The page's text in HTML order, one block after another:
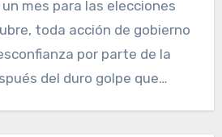
toda acción de gobierno
por parte de la
del duro golpe que…